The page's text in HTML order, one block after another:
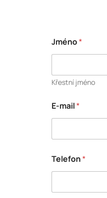
Jméno*
Křestní jméno
E-mail*
p
r
v
Telefon*